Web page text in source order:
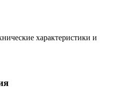
характеристики и